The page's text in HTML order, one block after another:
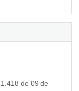
de 09 de